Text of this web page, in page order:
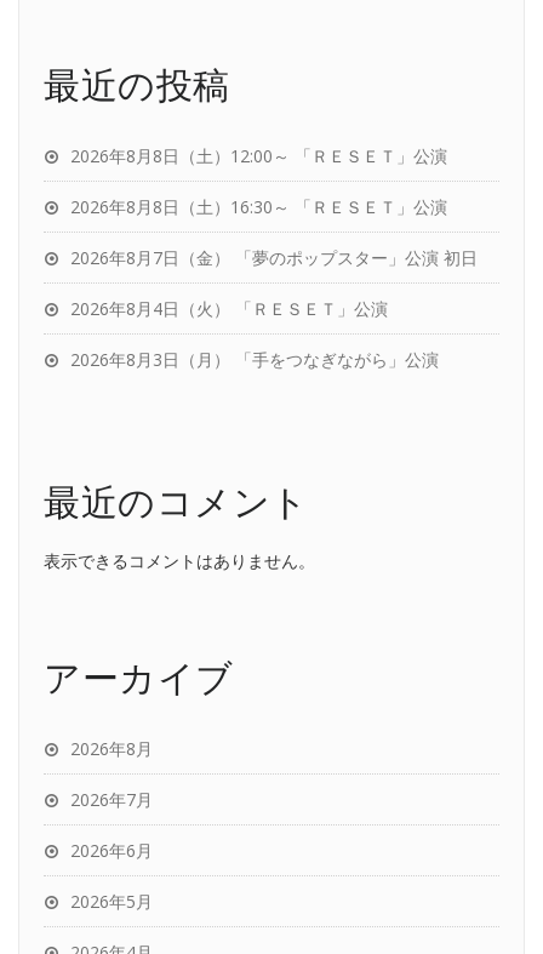
最近の投稿
2026年8月8日（土）12:00～ 「ＲＥＳＥＴ」公演
2026年8月8日（土）16:30～ 「ＲＥＳＥＴ」公演
2026年8月7日（金） 「夢のポップスター」公演 初日
2026年8月4日（火） 「ＲＥＳＥＴ」公演
2026年8月3日（月） 「手をつなぎながら」公演
最近のコメント
表示できるコメントはありません。
アーカイブ
2026年8月
2026年7月
2026年6月
2026年5月